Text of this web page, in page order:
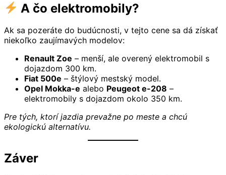
A čo elektromobily?
Ak sa pozeráte do budúcnosti, v tejto cene sa dá získať
niekoľko zaujímavých modelov:
Renault Zoe – menší, ale overený elektromobil s
dojazdom 300 km.
Fiat 500e – štýlový mestský model.
Opel Mokka-e alebo Peugeot e-208 –
elektromobily s dojazdom okolo 350 km.
Pre tých, ktorí jazdia prevažne po meste a chcú
ekologickú alternatívu.
Záver